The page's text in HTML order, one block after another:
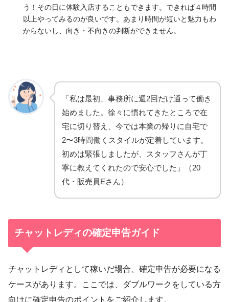
う！その日に体験入店することもできます。できれば４時間
以上やってみるのが良いです。あまり時間が短いと魅力もわ
からないし、向き・不向きの判断ができません。
「私は最初、事務所に週2回だけ通って働き
始めました。徐々に慣れてきたところで在
宅に切り替え、今では本業の帰りに自宅で
2〜3時間働くスタイルが定着しています。
初めは緊張しましたが、スタッフさんが丁
寧に教えてくれたので安心でした」（20
代・販売員Eさん）
チャットレディの確定申告ガイド
チャットレディとして稼いだ場合、確定申告が必要になる
ケースがあります。ここでは、ダブルワークをしている方
向けに確定申告のポイントをご紹介します。